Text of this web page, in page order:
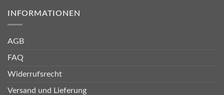
INFORMATIONEN
AGB
FAQ
Widerrufsrecht
Versand und Lieferung